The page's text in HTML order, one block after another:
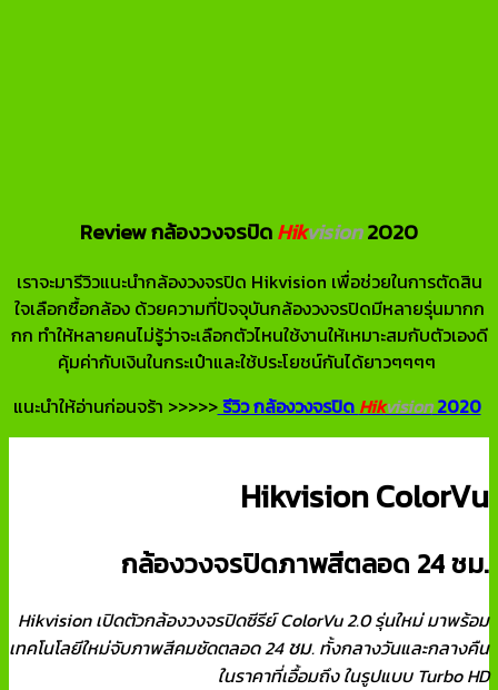
Review กล้องวงจรปิดHikvision2020
เราจะมารีวิวแนะนำกล้องวงจรปิด Hikvision เพื่อช่วยในการตัดสิน
ใจเลือกซื้อกล้อง ด้วยความที่ปัจจุบันกล้องวงจรปิดมีหลายรุ่นมากก
กก ทำให้หลายคนไม่รู้ว่าจะเลือกตัวไหนใช้งานให้เหมาะสมกับตัวเองดี
คุ้มค่ากับเงินในกระเป๋าและใช้ประโยชน์กันได้ยาวๆๆๆๆ
แนะนำให้อ่านก่อนจร้า >>>>>รีวิว กล้องวงจรปิด Hikvision2020
Hikvision ColorVu
กล้องวงจรปิดภาพสีตลอด 24 ชม.
Hikvision เปิดตัวกล้องวงจรปิดซีรีย์ ColorVu 2.0 รุ่นใหม่ มาพร้อม
เทคโนโลยีใหม่จับภาพสีคมชัดตลอด 24ชม. ทั้งกลางวันและกลางคืน
ในราคาที่เอื้อมถึง ในรูปแบบ Turbo HD